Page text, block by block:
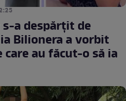
s-a despărţit de
Bilionera a vorbit
au făcut-o să ia